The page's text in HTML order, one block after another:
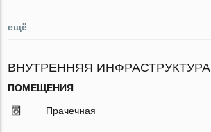
ещё
ВНУТРЕННЯЯ ИНФРАСТРУКТУРА
ПОМЕЩЕНИЯ
Прачечная